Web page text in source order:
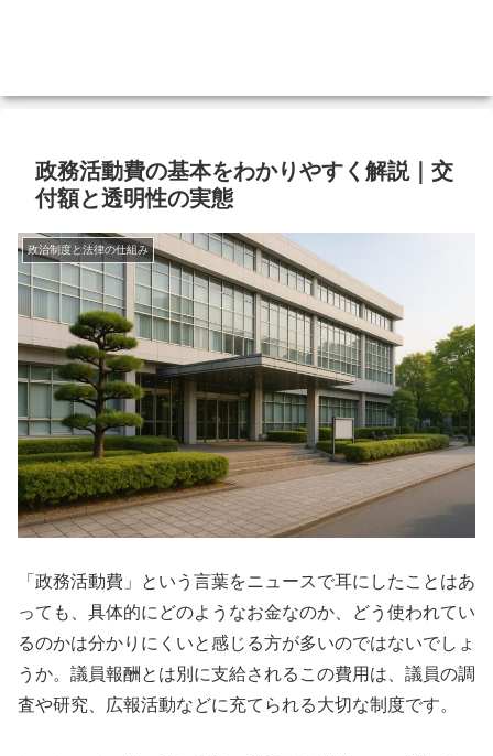
政務活動費の基本をわかりやすく解説｜交
付額と透明性の実態
政治制度と法律の仕組み
「政務活動費」という言葉をニュースで耳にしたことはあ
っても、具体的にどのようなお金なのか、どう使われてい
るのかは分かりにくいと感じる方が多いのではないでしょ
うか。議員報酬とは別に支給されるこの費用は、議員の調
査や研究、広報活動などに充てられる大切な制度です。